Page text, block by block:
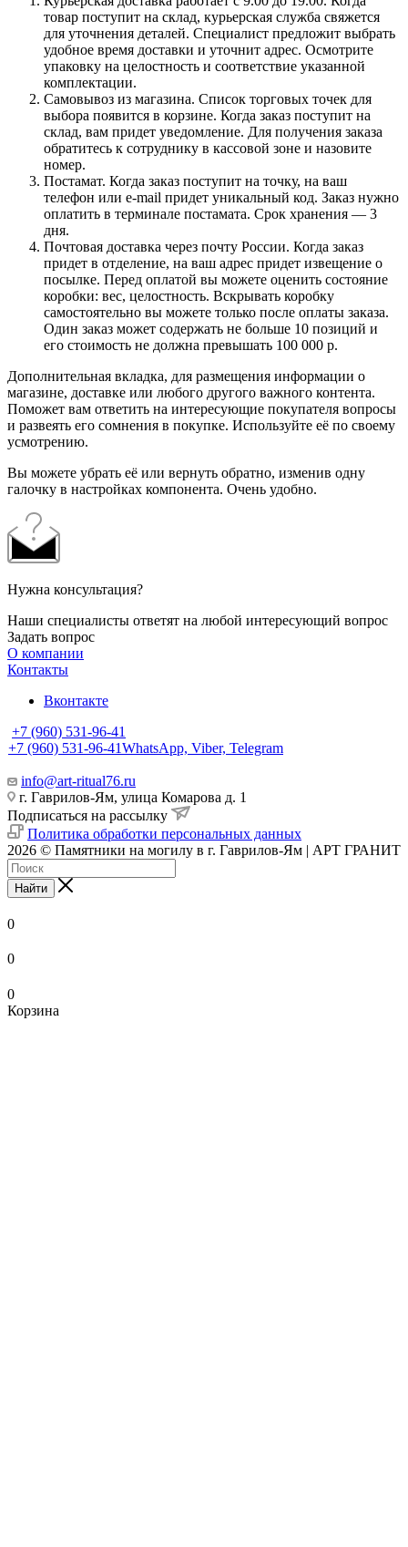
товар поступит на склад, курьерская служба свяжется
для уточнения деталей. Специалист предложит выбрать
удобное время доставки и уточнит адрес. Осмотрите
упаковку на целостность и соответствие указанной
комплектации.
Самовывоз из магазина. Список торговых точек для
выбора появится в корзине. Когда заказ поступит на
склад, вам придет уведомление. Для получения заказа
обратитесь к сотруднику в кассовой зоне и назовите
номер.
Постамат. Когда заказ поступит на точку, на ваш
телефон или e-mail придет уникальный код. Заказ нужно
оплатить в терминале постамата. Срок хранения — 3
дня.
Почтовая доставка через почту России. Когда заказ
придет в отделение, на ваш адрес придет извещение о
посылке. Перед оплатой вы можете оценить состояние
коробки: вес, целостность. Вскрывать коробку
самостоятельно вы можете только после оплаты заказа.
Один заказ может содержать не больше 10 позиций и
его стоимость не должна превышать 100 000 р.
Дополнительная вкладка, для размещения информации о
магазине, доставке или любого другого важного контента.
Поможет вам ответить на интересующие покупателя вопросы
и развеять его сомнения в покупке. Используйте её по своему
усмотрению.
Вы можете убрать её или вернуть обратно, изменив одну
галочку в настройках компонента. Очень удобно.
Нужна консультация?
Наши специалисты ответят на любой интересующий вопрос
Задать вопрос
О компании
Контакты
Вконтакте
+7 (960) 531-96-41
+7 (960) 531-96-41WhatsApp, Viber, Telegram
info@art-ritual76.ru
г. Гаврилов-Ям, улица Комарова д. 1
Подписаться на рассылку
Политика обработки персональных данных
2026 © Памятники на могилу в г. Гаврилов-Ям | АРТ ГРАНИТ
Найти
0
0
0
Корзина